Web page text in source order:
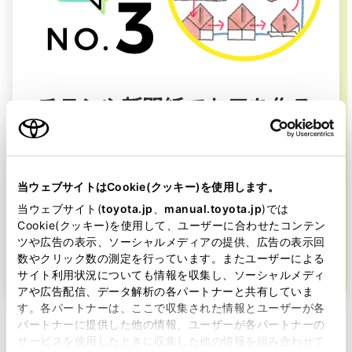
当ウェブサイトはCookie(クッキー)を使用します。
当ウェブサイト(toyota.jp manual.toyota.jp)では
Cookie(クッキー)を使用して、ユーザーに合わせたコンテン
ツや広告の表示、ソーシャルメディアの提供、広告の表示回
数やクリック数の測定を行っています。またユーザーによる
サイト利用状況についても情報を収集し、ソーシャルメディ
アや広告配信、データ解析の各パートナーと共有していま
す。各パートナーは、ここで収集された情報とユーザーが各
パートナーに提供した他の情報、ユーザーが各パートナーの
サービスを使用したときに収集した他の情報を組み合わせて
チラシや新聞紙でお皿を作ろ
う
チラシや新聞紙を図のように折り、完成し
た箱にポリ袋やラップを被せ、お皿として
使おう。箱やお皿の形になるようであれ
ば、他の折り方でもＯＫ。